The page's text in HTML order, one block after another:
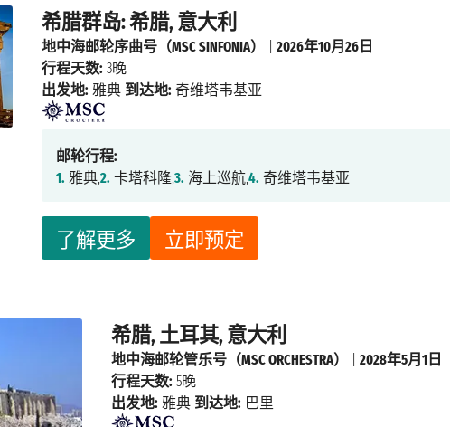
希腊群岛: 希腊, 意大利
了解更多 立即预定
地中海邮轮序曲号（MSC SINFONIA） |2026年10月26日
行程天数: 3晚
出发地: 雅典 到达地: 奇维塔韦基亚
邮轮行程:
1. 雅典,2. 卡塔科隆,3. 海上巡航,4. 奇维塔韦基亚
希腊, 土耳其, 意大利
地中海邮轮管乐号（MSC ORCHESTRA）
2028年5月1日
行程天数: 5晚
出发地: 雅典 到达地: 巴里